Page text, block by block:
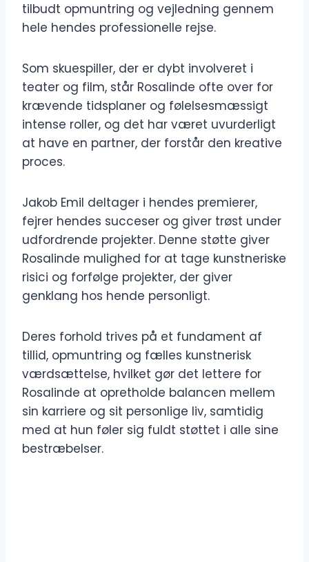
tilbudt opmuntring og vejledning gennem
hele hendes professionelle rejse.
Som skuespiller, der er dybt involveret i
teater og film, står Rosalinde ofte over for
krævende tidsplaner og følelsesmæssigt
intense roller, og det har været uvurderligt
at have en partner, der forstår den kreative
proces.
Jakob Emil deltager i hendes premierer,
fejrer hendes succeser og giver trøst under
udfordrende projekter. Denne støtte giver
Rosalinde mulighed for at tage kunstneriske
risici og forfølge projekter, der giver
genklang hos hende personligt.
Deres forhold trives på et fundament af
tillid, opmuntring og fælles kunstnerisk
værdsættelse, hvilket gør det lettere for
Rosalinde at opretholde balancen mellem
sin karriere og sit personlige liv, samtidig
med at hun føler sig fuldt støttet i alle sine
bestræbelser.